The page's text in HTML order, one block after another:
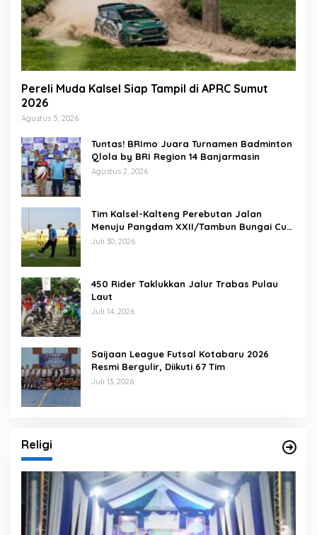
Pereli Muda Kalsel Siap Tampil di APRC Sumut
2026
Agustus 5, 2026
Tuntas! BRImo Juara Turnamen Badminton
Qlola by BRI Region 14 Banjarmasin
Agustus 2, 2026
Tim Kalsel-Kalteng Perebutan Jalan
Menuju Pangdam XXII/Tambun Bungai Cup
Banjarmasin
Juli 30, 2026
450 Rider Taklukkan Jalur Trabas Pulau
Laut
Juli 14, 2026
Saijaan League Futsal Kotabaru 2026
Resmi Bergulir, Diikuti 67 Tim
Juli 13, 2026
Religi